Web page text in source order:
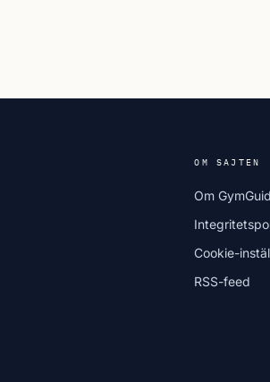
OM SAJTEN
Om
Cookie-
RSS-feed